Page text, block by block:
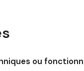
ou